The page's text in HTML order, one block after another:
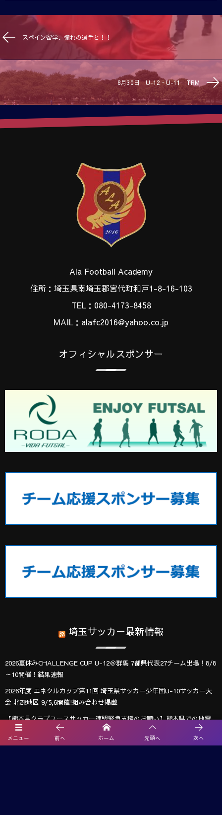
スペイン留学、憧れの選手と！！
8月30日 U-12・U-11 TRM
メニュー 前へ ホーム 先頭へ 次へ
Ala Football Academy
住所：埼玉県南埼玉郡宮代町和戸1-8-16-103
TEL：080-4173-8458
MAIL：alafc2016@yahoo.co.jp
オフィシャルスポンサー
埼玉サッカー最新情報
2026夏休みCHALLENGE CUP U-12＠群馬 7都県代表27チーム出場！8/8
～10開催！結果速報
2026年度 エネクルカップ第11回 埼玉県サッカー少年団U-10サッカー大
会 北部地区 9/5,6開催!組み合わせ掲載
【熊本県クラブユースサッカー連盟緊急支援のお願い】熊本県での地震
に伴う支援募金にご協力ください
【関東版】都道府県トレセンメンバー2026 随時更新！情報お待ちしてい